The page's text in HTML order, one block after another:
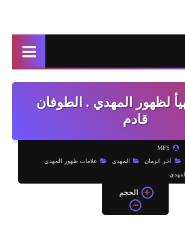
لظهور المهدي . الطوفان
قادم
MFS
آخر الزمان المهدي علامات ظهور المهدي
الحجم